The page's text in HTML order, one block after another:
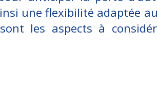
une flexibilité adaptée
les aspects à